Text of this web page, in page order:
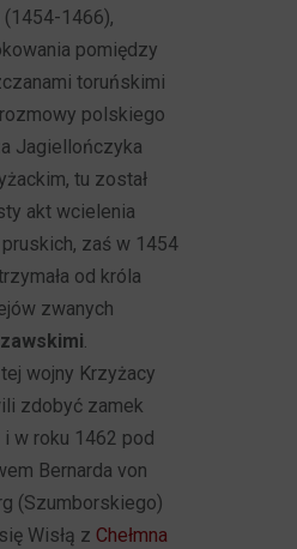
(1454-1466),
pomiędzy
toruńskimi
polskiego
Jagiellończyka
tu został
akt wcielenia
zaś w 1454
od króla
zwanych
.
wojny Krzyżacy
zdobyć zamek
w roku 1462 pod
Bernarda von
(Szumborskiego)
Wisłą z Chełmna